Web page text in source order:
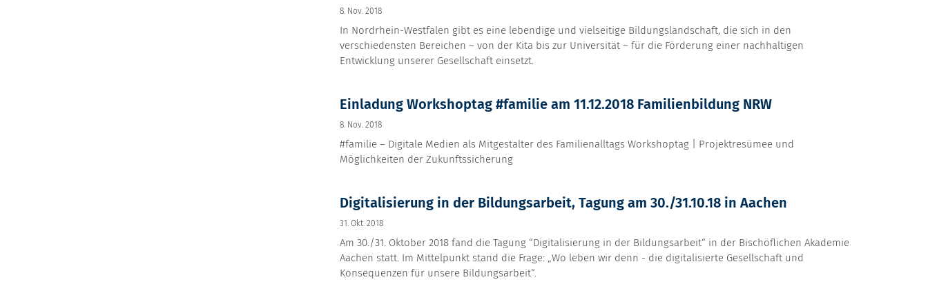
8. Nov. 2018
In Nordrhein-Westfalen gibt es eine lebendige und vielseitige Bildungslandschaft, die sich in den
verschiedensten Bereichen – von der Kita bis zur Universität – für die Förderung einer nachhaltigen
Entwicklung unserer Gesellschaft einsetzt.
Einladung Workshoptag #familie am 11.12.2018 Familienbildung NRW
8. Nov. 2018
#familie – Digitale Medien als Mitgestalter des Familienalltags Workshoptag | Projektresümee und
Möglichkeiten der Zukunftssicherung
Digitalisierung in der Bildungsarbeit, Tagung am 30./31.10.18 in Aachen
31. Okt. 2018
Am 30./31. Oktober 2018 fand die Tagung “Digitalisierung in der Bildungsarbeit“ in der Bischöflichen Akademie
Aachen statt. Im Mittelpunkt stand die Frage: „Wo leben wir denn - die digitalisierte Gesellschaft und
Konsequenzen für unsere Bildungsarbeit“.